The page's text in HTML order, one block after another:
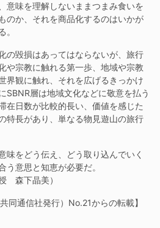
意味を理解しないままつまみ食いを
のか、それを商品化するのはいかが
。
の毀損はあってはならないが、旅行
や宗教に触れる第一歩、地域や宗教
界観に触れ、それを広げるきっかけ
SBNR層は地域文化などに敬意を払う
在日数が比較的長い、価値を感じた
特長があり、単なる物見遊山の旅行
をどう伝え、どう取り込んでいく
う意思と知恵が必要だ。
森下晶美）
同通信社発行）No.21からの転載】